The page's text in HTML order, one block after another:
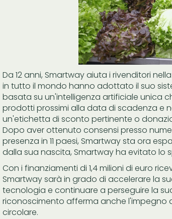
Da 12 anni, Smartway aiuta i rivenditori
in tutto il mondo hanno adottato il suo
basata su un'intelligenza artificiale unica
prodotti prossimi alla data di scadenza e
un'etichetta di sconto pertinente o
Dopo aver ottenuto consensi presso
presenza in 11 paesi, Smartway sta ora
dalla sua nascita, Smartway ha evitato lo
Con i finanziamenti di 1,4 milioni di euro
Smartway sarà in grado di accelerare la
tecnologia e continuare a perseguire la
riconoscimento afferma anche l'impegno
circolare.